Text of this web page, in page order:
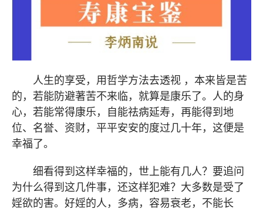
人生的享受，用哲学方法去透视 ，本来皆是苦
的，若能防避著苦不来临，就算是康乐了。人的身
心，若能常得康乐，自能祛病延寿，再能得到地
位、名誉、资财，平平安安的度过几十年，这便是
幸福了。
细看得到这样幸福的，世上能有几人？要追问
为什么得到这几件事，还这样犯难？大多数是受了
婬欲的害。好婬的人，多病，容易衰老，不能长